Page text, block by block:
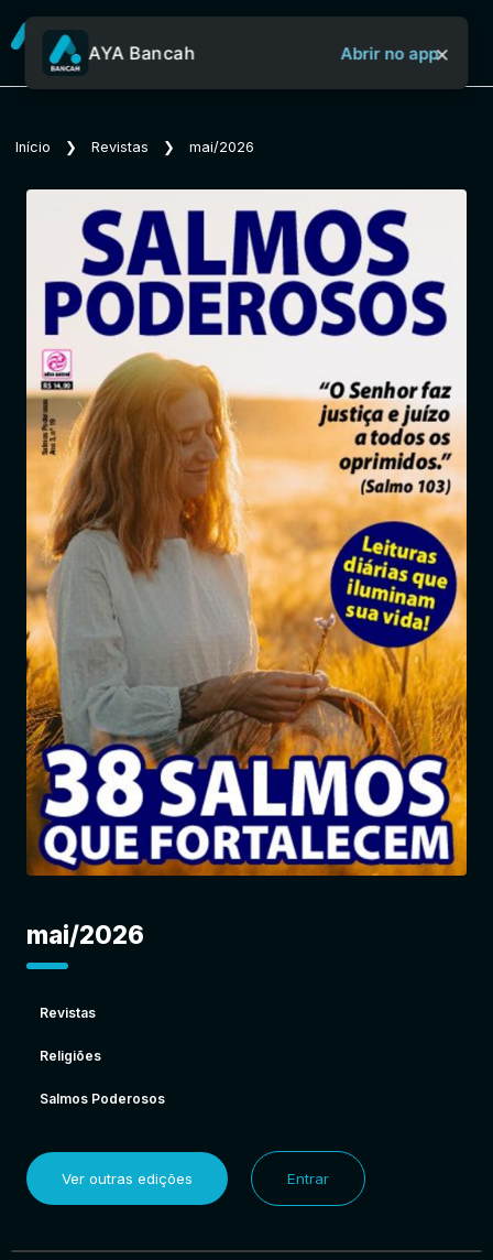
Sobre o Aya Bancah
Início
Revistas
Jornais
Notícias
Entrar
AYA Bancah Abrir no app×
Início ❯ Revistas ❯ mai/2026
mai/2026
Revistas
Religiões
Salmos Poderosos
Ver outras edições Entrar